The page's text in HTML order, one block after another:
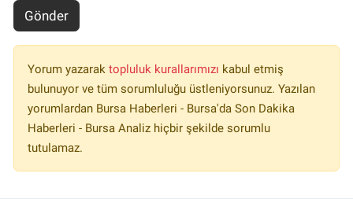
Gönder
Yorum yazarak topluluk kurallarımızı kabul etmiş
bulunuyor ve tüm sorumluluğu üstleniyorsunuz. Yazılan
yorumlardan Bursa Haberleri - Bursa'da Son Dakika
Haberleri - Bursa Analiz hiçbir şekilde sorumlu
tutulamaz.